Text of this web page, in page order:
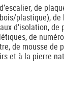
de
plastique),
d’isolation,
de
de mousse de
et à la pierre